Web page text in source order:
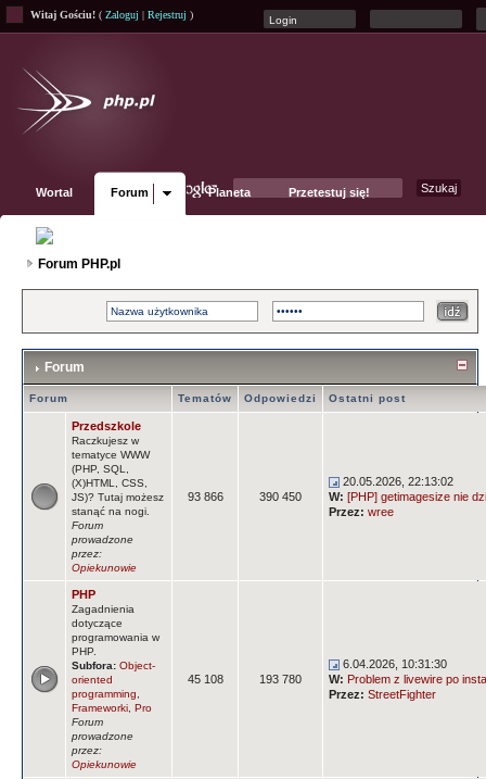
Witaj Gościu! ( Zaloguj | Rejestruj )
Wortal Forum Planeta Przetestuj się!
Forum PHP.pl
Forum
Forum Tematów Odpowiedzi Ostatni post
Przedszkole
Raczkujesz w
tematyce WWW
(PHP, SQL,
(X)HTML, CSS,
JS)? Tutaj możesz
stanąć na nogi.
Forum
prowadzone
przez:
Opiekunowie
93 866 390 450
20.05.2026, 22:13:02
W: [PHP] getimagesize nie
Przez: wree
PHP
Zagadnienia
dotyczące
programowania w
PHP.
Subfora: Object-
oriented
programming
Frameworki Pro
Forum
prowadzone
przez:
Opiekunowie
45 108 193 780
6.04.2026, 10:31:30
W: Problem z livewire po
Przez: StreetFighter